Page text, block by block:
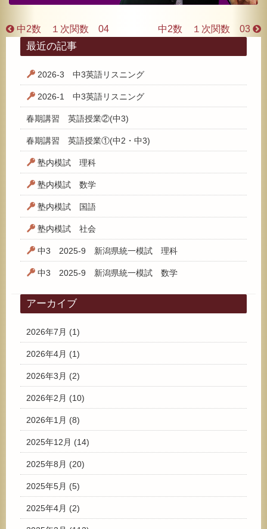
中2数 １次関数 04 中2数 １次関数 03
最近の記事
2026-3 中3英語リスニング
2026-1 中3英語リスニング
春期講習 英語授業②(中3)
春期講習 英語授業①(中2・中3)
塾内模試 理科
塾内模試 数学
塾内模試 国語
塾内模試 社会
中3 2025-9 新潟県統一模試 理科
中3 2025-9 新潟県統一模試 数学
アーカイブ
2026年7月 (1)
2026年4月 (1)
2026年3月 (2)
2026年2月 (10)
2026年1月 (8)
2025年12月 (14)
2025年8月 (20)
2025年5月 (5)
2025年4月 (2)